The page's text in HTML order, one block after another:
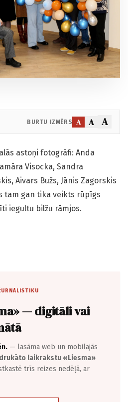
BURTU IZMĒRS A A A
astoņi fotogrāfi: Anda
Visocka, Sandra
Aivars Bužs, Jānis Zagorskis
tam gan tika veikts rūpīgs
iegultu bilžu rāmjos.
— digitāli vai
— lasāma web un mobilajās
drukāto laikrakstu «Liesma»
trīs reizes nedēļā, ar